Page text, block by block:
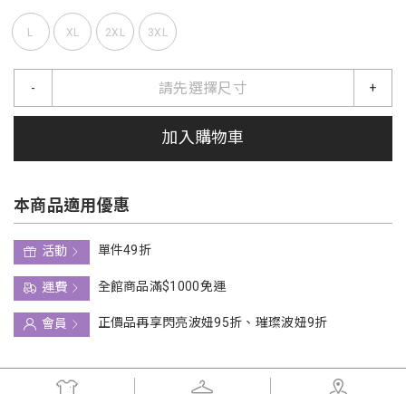
L XL 2XL 3XL
請先選擇尺寸
- +
加入購物車
本商品適用優惠
活動
單件49折
運費
全館商品滿$1000免運
會員
正價品再享閃亮波妞95折、璀璨波妞9折